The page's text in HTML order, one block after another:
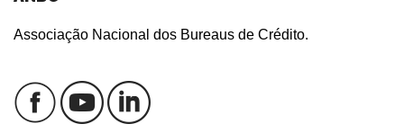
Associação Nacional dos Bureaus de Crédito.